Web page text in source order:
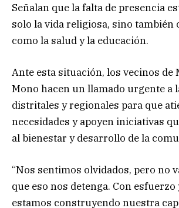
Señalan que la falta de presencia
solo la vida religiosa, sino también
como la salud y la educación.
Ante esta situación, los vecinos de
Mono hacen un llamado urgente a
distritales y regionales para que
necesidades y apoyen iniciativas
al bienestar y desarrollo de la
“Nos sentimos olvidados, pero no
que eso nos detenga. Con esfuerzo
estamos construyendo nuestra